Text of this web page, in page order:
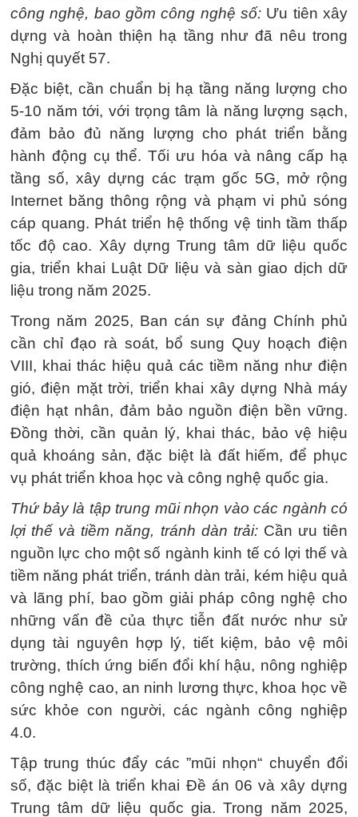
công nghệ, bao gồm công nghệ số: Ưu tiên xây
dựng và hoàn thiện hạ tầng như đã nêu trong
Nghị quyết 57.
Đặc biệt, cần chuẩn bị hạ tầng năng lượng cho
5-10 năm tới, với trọng tâm là năng lượng sạch,
đảm bảo đủ năng lượng cho phát triển bằng
hành động cụ thể. Tối ưu hóa và nâng cấp hạ
tầng số, xây dựng các trạm gốc 5G, mở rộng
Internet băng thông rộng và phạm vi phủ sóng
cáp quang. Phát triển hệ thống vệ tinh tầm thấp
tốc độ cao. Xây dựng Trung tâm dữ liệu quốc
gia, triển khai Luật Dữ liệu và sàn giao dịch dữ
liệu trong năm 2025.
Trong năm 2025, Ban cán sự đảng Chính phủ
cần chỉ đạo rà soát, bổ sung Quy hoạch điện
VIII, khai thác hiệu quả các tiềm năng như điện
gió, điện mặt trời, triển khai xây dựng Nhà máy
điện hạt nhân, đảm bảo nguồn điện bền vững.
Đồng thời, cần quản lý, khai thác, bảo vệ hiệu
quả khoáng sản, đặc biệt là đất hiếm, để phục
vụ phát triển khoa học và công nghệ quốc gia.
Thứ bảy là tập trung mũi nhọn vào các ngành có
lợi thế và tiềm năng, tránh dàn trải:Cần ưu tiên
nguồn lực cho một số ngành kinh tế có lợi thế và
tiềm năng phát triển, tránh dàn trải, kém hiệu quả
và lãng phí, bao gồm giải pháp công nghệ cho
những vấn đề của thực tiễn đất nước như sử
dụng tài nguyên hợp lý, tiết kiệm, bảo vệ môi
trường, thích ứng biến đổi khí hậu, nông nghiệp
công nghệ cao, an ninh lương thực, khoa học về
sức khỏe con người, các ngành công nghiệp
4.0.
Tập trung thúc đẩy các ”mũi nhọn“ chuyển đổi
số, đặc biệt là triển khai Đề án 06 và xây dựng
Trung tâm dữ liệu quốc gia. Trong năm 2025,